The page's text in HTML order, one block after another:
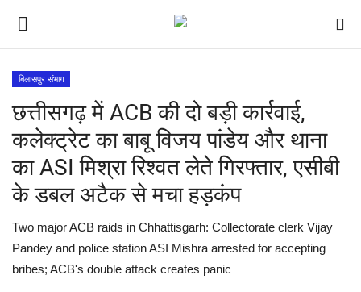
देश
मध्य प्रदेश
विश्व
मुख्य समाचार
विदेश
बिलासपुर संभाग
छत्तीसगढ़ में ACB की दो बड़ी कार्रवाई,
कलेक्ट्रेट का बाबू विजय पांडेय और थाना
का ASI मिश्रा रिश्वत लेते गिरफ्तार, एसीबी
के डबल अटैक से मचा हड़कंप
Two major ACB raids in Chhattisgarh: Collectorate clerk Vijay
Pandey and police station ASI Mishra arrested for accepting
bribes; ACB's double attack creates panic